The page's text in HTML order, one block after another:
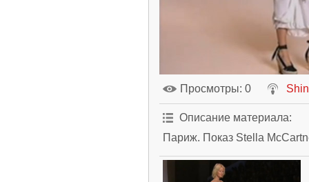
Просмотры: 0
Описание материала:
Париж. Показ Stella